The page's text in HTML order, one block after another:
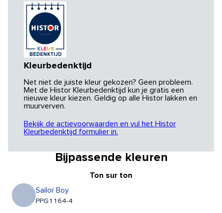
Kleurbedenktijd
Net niet de juiste kleur gekozen? Geen probleem.
Met de Histor Kleurbedenktijd kun je gratis een
nieuwe kleur kiezen. Geldig op alle Histor lakken en
muurverven.
Bekijk de actievoorwaarden en vul het Histor
Kleurbedenktijd formulier in.
Bijpassende kleuren
Ton sur ton
Sailor Boy
PPG1164-4